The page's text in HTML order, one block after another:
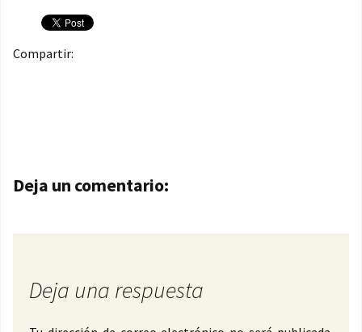
Compartir:
Navegación de entradas
Deja un comentario:
Deja una respuesta